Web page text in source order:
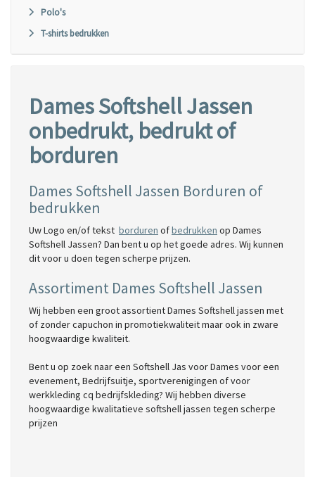
Polo's
T-shirts bedrukken
Dames Softshell Jassen
onbedrukt, bedrukt of
borduren
Dames Softshell Jassen Borduren of
bedrukken
Uw Logo en/of tekst borduren ofbedrukken op Dames
Softshell Jassen? Dan bent u op het goede adres. Wij kunnen
dit voor u doen tegen scherpe prijzen.
Assortiment Dames Softshell Jassen
Wij hebben een groot assortient Dames Softshell jassen met
of zonder capuchon in promotiekwaliteit maar ook in zware
hoogwaardige kwaliteit.
Bent u op zoek naar een Softshell Jas voor Dames voor een
evenement, Bedrijfsuitje, sportverenigingen of voor
werkkleding cq bedrijfskleding? Wij hebben diverse
hoogwaardige kwalitatieve softshell jassen tegen scherpe
prijzen